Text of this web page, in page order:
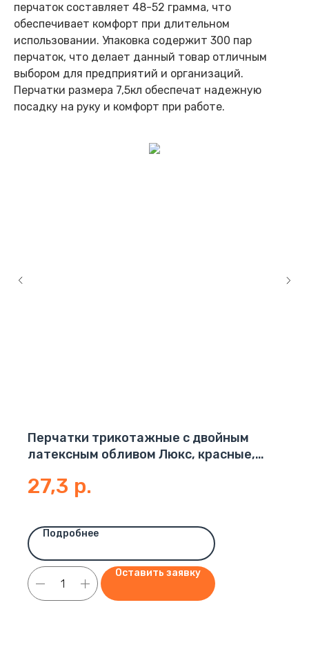
перчаток составляет 48-52 грамма, что
обеспечивает комфорт при длительном
использовании. Упаковка содержит 300 пар
перчаток, что делает данный товар отличным
выбором для предприятий и организаций.
Перчатки размера 7,5кл обеспечат надежную
посадку на руку и комфорт при работе.
Перчатки трикотажные с двойным
латексным обливом Люкс, красные,
27,3 р.
Подробнее
Оставить заявку